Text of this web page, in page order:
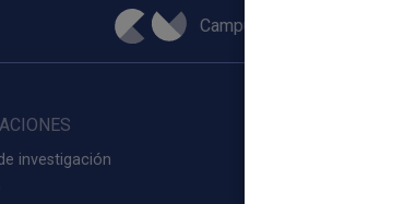
Campus Virtual
investigación